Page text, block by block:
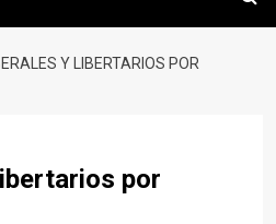
Y LIBERTARIOS POR
por